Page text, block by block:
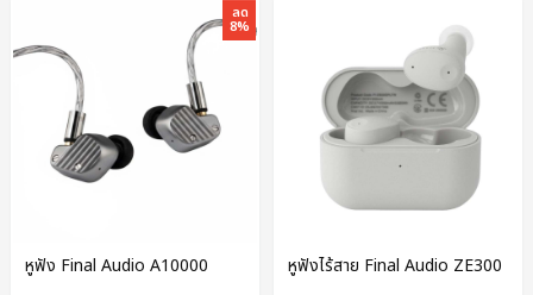
ลด
8%
หูฟัง Final Audio A10000 หูฟังไร้สาย Final Audio ZE300